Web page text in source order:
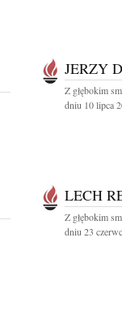
JERZY
Z głębokim
dniu 10 lipca
LECH
Z głębokim
dniu 23